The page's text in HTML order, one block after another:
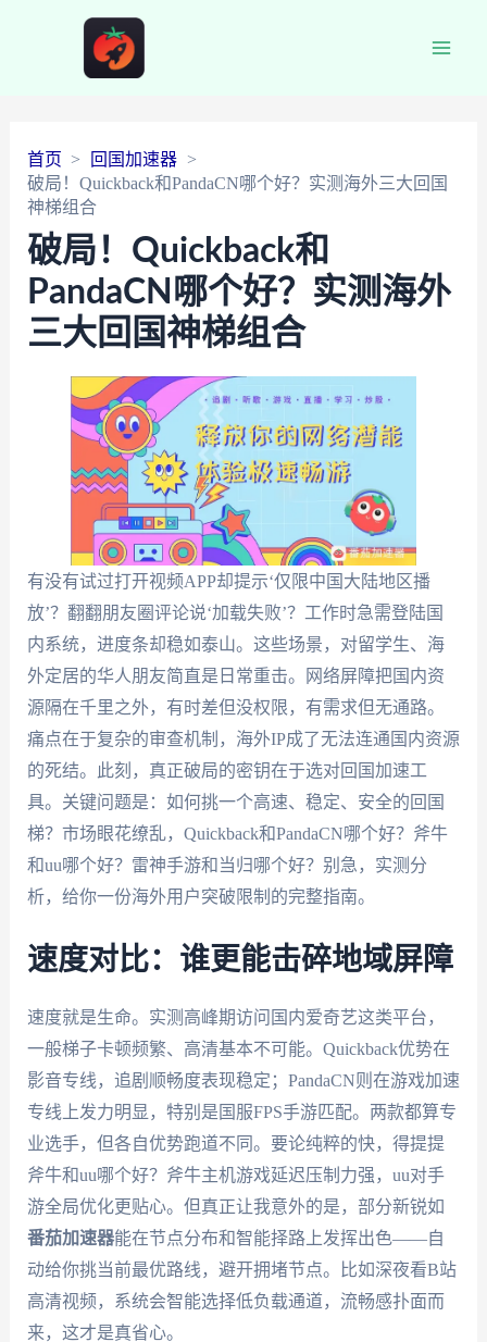
首页
回国加速器
破局！Quickback和PandaCN哪个好？实测海外三大回国
神梯组合
破局！Quickback和
PandaCN哪个好？实测海外
三大回国神梯组合
有没有试过打开视频APP却提示‘仅限中国大陆地区播
放’？翻翻朋友圈评论说‘加载失败’？工作时急需登陆国
内系统，进度条却稳如泰山。这些场景，对留学生、海
外定居的华人朋友简直是日常重击。网络屏障把国内资
源隔在千里之外，有时差但没权限，有需求但无通路。
痛点在于复杂的审查机制，海外IP成了无法连通国内资源
的死结。此刻，真正破局的密钥在于选对回国加速工
具。关键问题是：如何挑一个高速、稳定、安全的回国
梯？市场眼花缭乱，Quickback和PandaCN哪个好？斧牛
和uu哪个好？雷神手游和当归哪个好？别急，实测分
析，给你一份海外用户突破限制的完整指南。
速度对比：谁更能击碎地域屏障
速度就是生命。实测高峰期访问国内爱奇艺这类平台，
一般梯子卡顿频繁、高清基本不可能。Quickback优势在
影音专线，追剧顺畅度表现稳定；PandaCN则在游戏加速
专线上发力明显，特别是国服FPS手游匹配。两款都算专
业选手，但各自优势跑道不同。要论纯粹的快，得提提
斧牛和uu哪个好？斧牛主机游戏延迟压制力强，uu对手
游全局优化更贴心。但真正让我意外的是，部分新锐如
番茄加速器能在节点分布和智能择路上发挥出色——自
动给你挑当前最优路线，避开拥堵节点。比如深夜看B站
高清视频，系统会智能选择低负载通道，流畅感扑面而
来，这才是真省心。